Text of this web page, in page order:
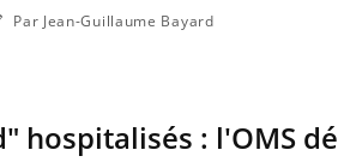
Par Jean-Guillaume Bayard
hospitalisés : l'OMS